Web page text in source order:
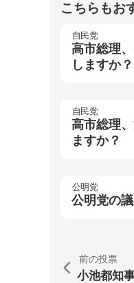
こちらもお
自民党
高市総理
しますか？
自民党
高市総理
ますか？
公明党
公明党の
前の投票
小池都知